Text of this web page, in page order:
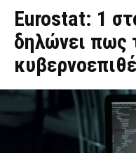
Eurostat: 1
δηλώνει πως